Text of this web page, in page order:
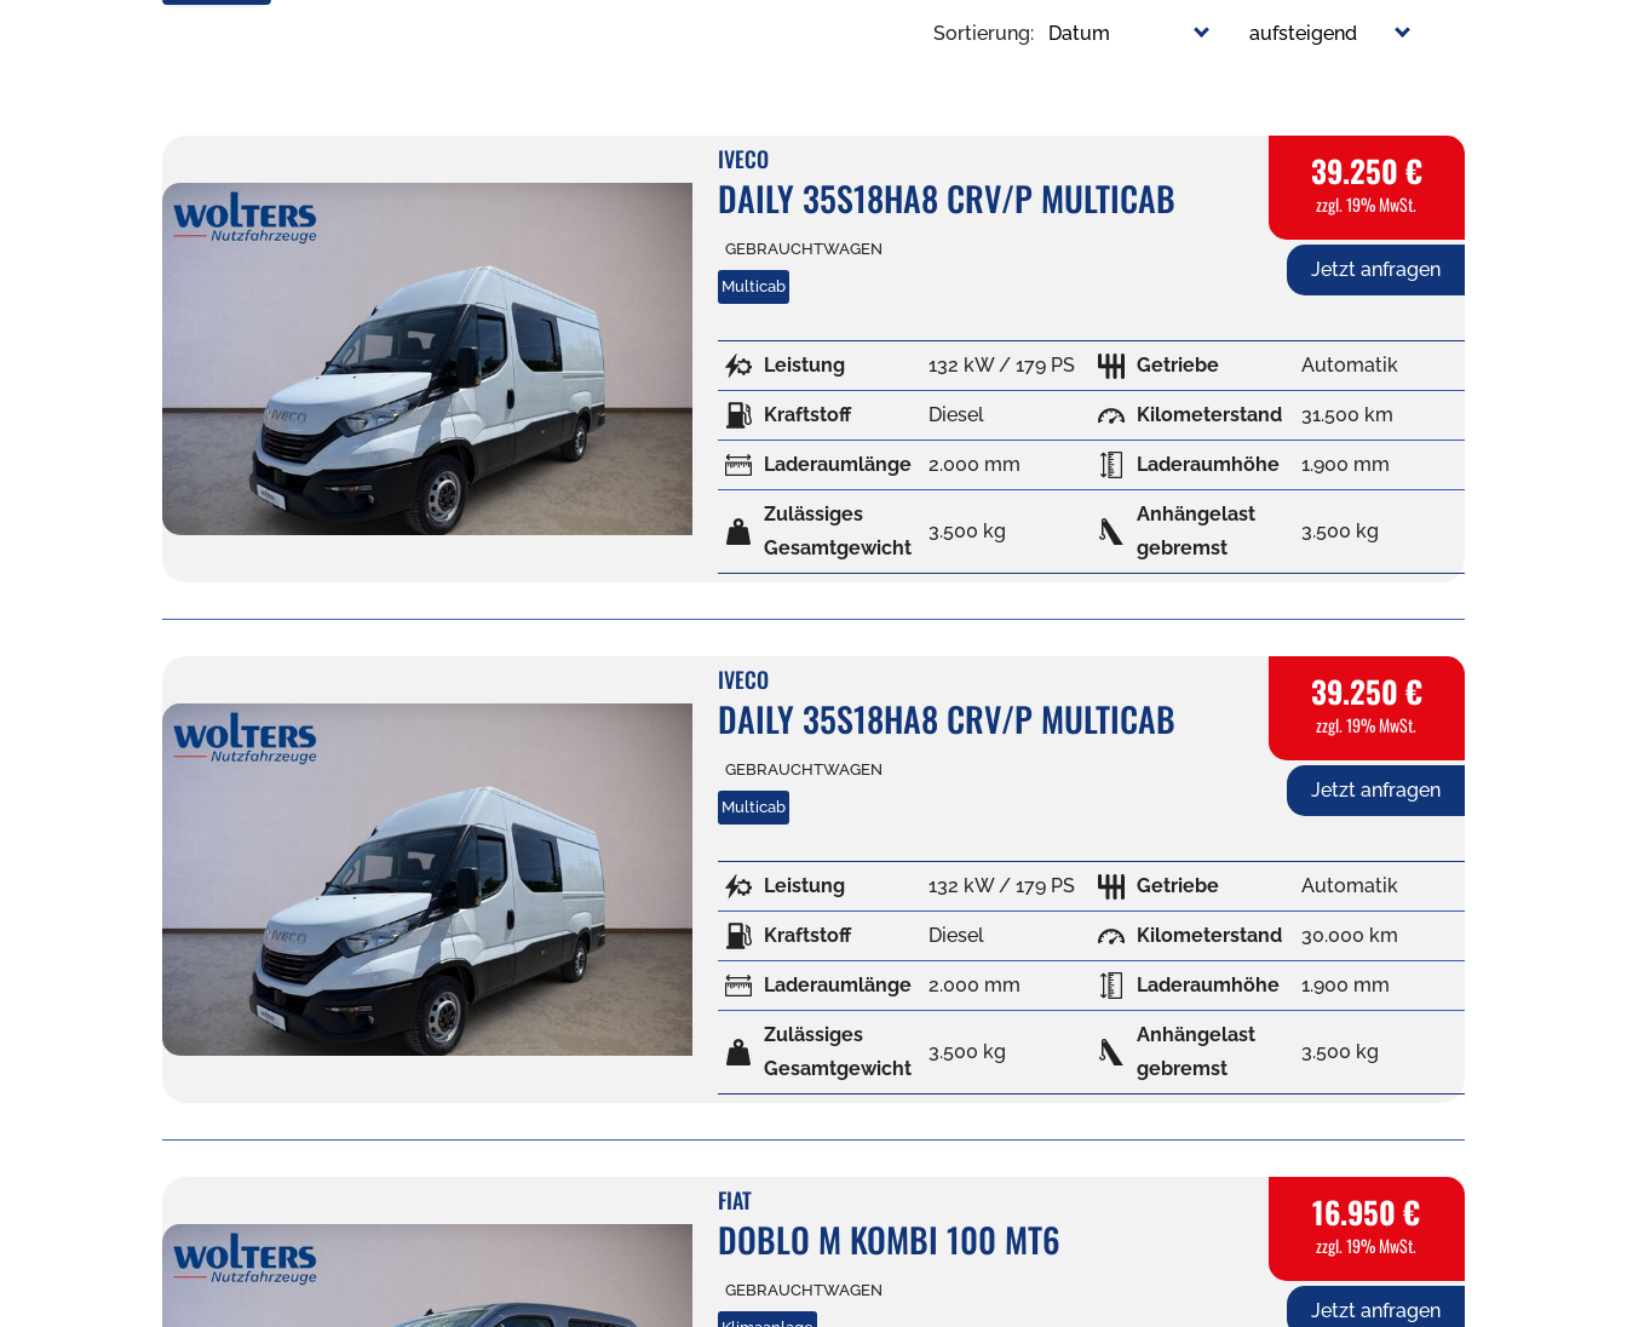
Sortierung: Datum aufsteigend
39.250 €
zzgl. 19% MwSt.
Jetzt anfragen
IVECO
DAILY 35S18HA8 CRV/P MULTICAB
GEBRAUCHTWAGEN
Multicab
Leistung 132 kW / 179 PS Getriebe Automatik
Kraftstoff Diesel Kilometerstand 31.500 km
Laderaumlänge 2.000 mm Laderaumhöhe 1.900 mm
Zulässiges
Gesamtgewicht
3.500 kg
Anhängelast
gebremst
3.500 kg
39.250 €
zzgl. 19% MwSt.
Jetzt anfragen
IVECO
DAILY 35S18HA8 CRV/P MULTICAB
GEBRAUCHTWAGEN
Multicab
Leistung 132 kW / 179 PS Getriebe Automatik
Kraftstoff Diesel Kilometerstand 30.000 km
Laderaumlänge 2.000 mm Laderaumhöhe 1.900 mm
Zulässiges
Gesamtgewicht
3.500 kg
Anhängelast
gebremst
3.500 kg
16.950 €
zzgl. 19% MwSt.
Jetzt anfragen
FIAT
DOBLO M KOMBI 100 MT6
GEBRAUCHTWAGEN